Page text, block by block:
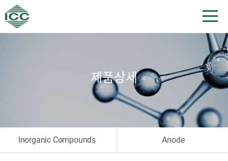
Inorganic Compounds Anode
제품상세